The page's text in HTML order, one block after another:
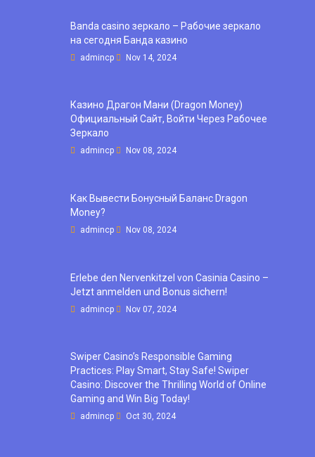
Banda casino зеркало – Рабочие зеркало
на сегодня Банда казино
admincp Nov 14, 2024
Казино Драгон Мани (Dragon Money)
Официальный Сайт, Войти Через Рабочее
Зеркало
admincp Nov 08, 2024
Как Вывести Бонусный Баланс Dragon
Money?
admincp Nov 08, 2024
Erlebe den Nervenkitzel von Casinia Casino –
Jetzt anmelden und Bonus sichern!
admincp Nov 07, 2024
Swiper Casino’s Responsible Gaming
Practices: Play Smart, Stay Safe! Swiper
Casino: Discover the Thrilling World of Online
Gaming and Win Big Today!
admincp Oct 30, 2024